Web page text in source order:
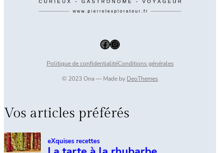
Facebook Instagram
Politique de confidentialitéConditions générales
© 2023 Ona — Made by DeoThemes
Vos articles préférés